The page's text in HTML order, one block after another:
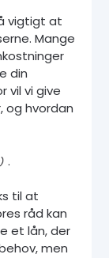
vigtigt at
Mange
din
vil vi give
og hvordan
.
til at
råd kan
et lån, der
men